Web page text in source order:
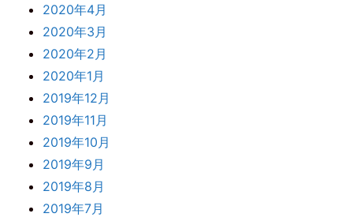
2020年4月
2020年3月
2020年2月
2020年1月
2019年12月
2019年11月
2019年10月
2019年9月
2019年8月
2019年7月